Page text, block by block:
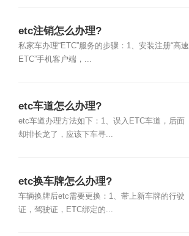
etc注销怎么办理?
私家车办理“ETC”服务的步骤：1、安装注册“高速
ETC”手机客户端，...
etc车道怎么办理?
etc车道办理方法如下：1、误入ETC车道，后面
却排长龙了，应该下车寻...
etc换车牌怎么办理?
车辆换牌后etc需要更换：1、带上新车牌的行驶
证，驾驶证，ETC绑定的...